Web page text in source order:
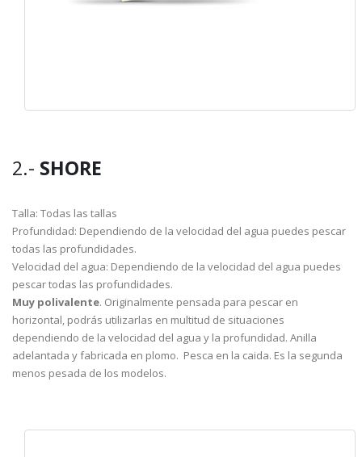
2.- SHORE
Talla: Todas las tallas
Profundidad: Dependiendo de la velocidad del agua puedes pescar
todas las profundidades.
Velocidad del agua: Dependiendo de la velocidad del agua puedes
pescar todas las profundidades.
Muy polivalente. Originalmente pensada para pescar en
horizontal, podrás utilizarlas en multitud de situaciones
dependiendo de la velocidad del agua y la profundidad. Anilla
adelantada y fabricada en plomo. Pesca en la caida. Es la segunda
menos pesada de los modelos.